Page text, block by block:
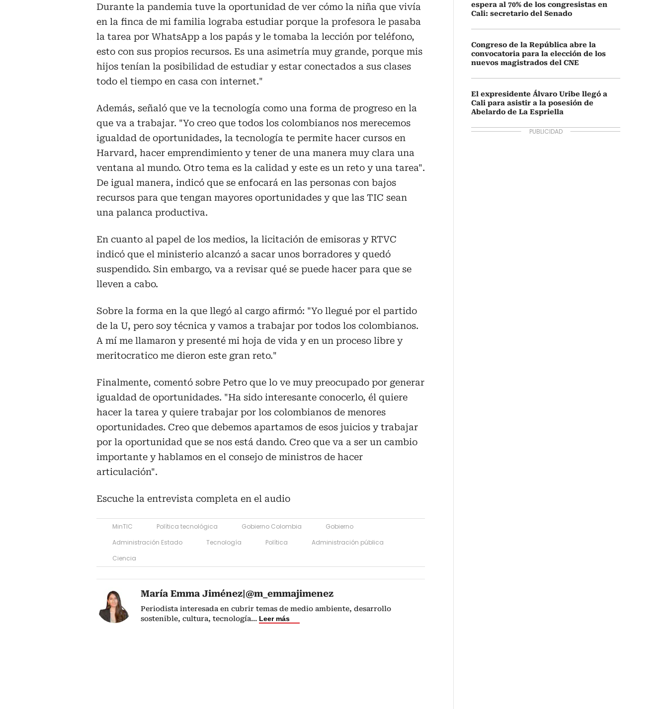
Durante la pandemia tuve la oportunidad de ver cómo la niña que vivía
en la finca de mi familia lograba estudiar porque la profesora le pasaba
la tarea por WhatsApp a los papás y le tomaba la lección por teléfono,
esto con sus propios recursos. Es una asimetría muy grande, porque mis
hijos tenían la posibilidad de estudiar y estar conectados a sus clases
todo el tiempo en casa con internet."
Además, señaló que ve la tecnología como una forma de progreso en la
que va a trabajar. "Yo creo que todos los colombianos nos merecemos
igualdad de oportunidades, la tecnología te permite hacer cursos en
Harvard, hacer emprendimiento y tener de una manera muy clara una
ventana al mundo. Otro tema es la calidad y este es un reto y una tarea".
De igual manera, indicó que se enfocará en las personas con bajos
recursos para que tengan mayores oportunidades y que las TIC sean
una palanca productiva.
En cuanto al papel de los medios, la licitación de emisoras y RTVC
indicó que el ministerio alcanzó a sacar unos borradores y quedó
suspendido. Sin embargo, va a revisar qué se puede hacer para que se
lleven a cabo.
Sobre la forma en la que llegó al cargo afirmó: "Yo llegué por el partido
de la U, pero soy técnica y vamos a trabajar por todos los colombianos.
A mí me llamaron y presenté mi hoja de vida y en un proceso libre y
meritocratico me dieron este gran reto."
Finalmente, comentó sobre Petro que lo ve muy preocupado por generar
igualdad de oportunidades. "Ha sido interesante conocerlo, él quiere
hacer la tarea y quiere trabajar por los colombianos de menores
oportunidades. Creo que debemos apartamos de esos juicios y trabajar
por la oportunidad que se nos está dando. Creo que va a ser un cambio
importante y hablamos en el consejo de ministros de hacer
articulación".
Escuche la entrevista completa en el audio
MinTIC Política tecnológica Gobierno Colombia
Gobierno
Administración Estado
Tecnología Política
Administración pública
Ciencia
María Emma Jiménez|@m_emmajimenez
Periodista interesada en cubrir temas de medio ambiente, desarrollo
sostenible, cultura, tecnología... Leer más
espera al 70% de los congresistas en
Cali: secretario del Senado
Congreso de la República abre la
convocatoria para la elección de los
nuevos magistrados del CNE
El expresidente Álvaro Uribe llegó a
Cali para asistir a la posesión de
Abelardo de La Espriella